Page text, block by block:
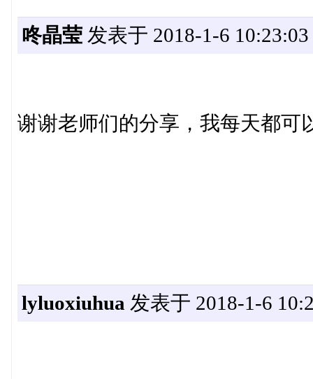
咚晶莹发表于 2018-1-6 10:23:03
谢谢老师们的分享，我每天都可
lyluoxiuhua 发表于 2018-1-6